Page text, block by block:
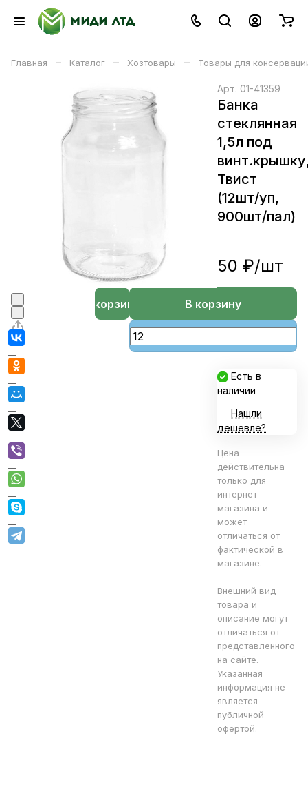
Главная – Каталог – Хозтовары – Товары для
Арт. 01-41359
Банка
стеклянная
1,5л под
Твист
(12шт/уп,
900шт/пал)
50 ₽/шт
В корзину
В корзине
Есть в
наличии
Нашли
дешевле?
Цена
действительна
только для
интернет-
магазина и
может
отличаться от
фактической в
магазине.
Внешний вид
товара и
описание могут
отличаться от
представленного
на сайте.
Указанная
информация не
является
публичной
офертой.